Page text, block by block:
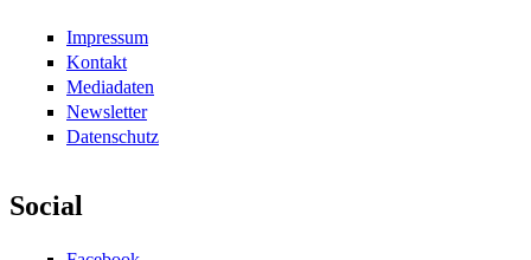
Impressum
Kontakt
Mediadaten
Newsletter
Datenschutz
Social